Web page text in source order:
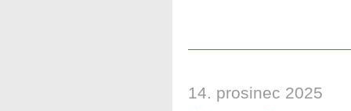
14. prosinec 2025